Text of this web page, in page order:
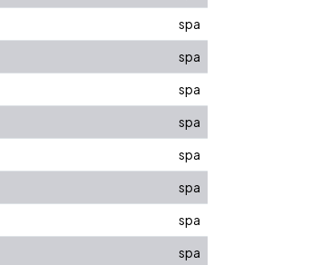
spa
spa
spa
spa
spa
spa
spa
spa